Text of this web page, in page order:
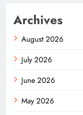
Archives
August 2026
July 2026
June 2026
May 2026